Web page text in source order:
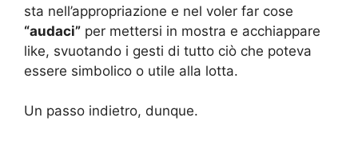
sta nell’appropriazione e nel voler far cose
“audaci” per mettersi in mostra e acchiappare
like, svuotando i gesti di tutto ciò che poteva
essere simbolico o utile alla lotta.
Un passo indietro, dunque.